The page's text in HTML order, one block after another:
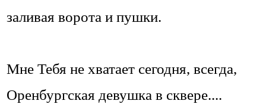
заливая ворота и пушки.
Мне Тебя не хватает сегодня, всегда,
Оренбургская девушка в сквере....